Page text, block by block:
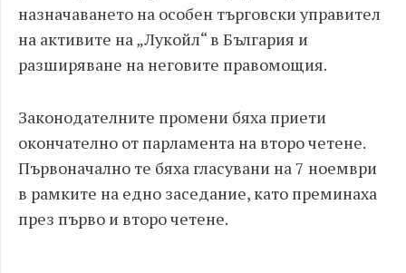
назначаването на особен търговски управител
на активите на „Лукойл“ в България и
разширяване на неговите правомощия.
Законодателните промени бяха приети
окончателно от парламента на второ четене.
Първоначално те бяха гласувани на 7 ноември
в рамките на едно заседание, като преминаха
през първо и второ четене.